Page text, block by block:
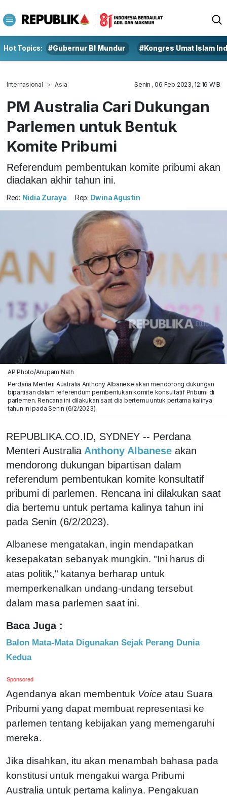
Hot Topics: #Gubernur BI Mundur #Kongres Umat Islam
Internasional Asia Senin , 06 Feb 2023, 12:16 WIB
PM Australia Cari Dukungan
Parlemen untuk Bentuk
Komite Pribumi
Referendum pembentukan komite pribumi akan
diadakan akhir tahun ini.
Red: Nidia Zuraya Rep: Dwina Agustin
AP Photo/Anupam Nath
Perdana Menteri Australia Anthony Albanese akan mendorong dukungan
bipartisan dalam referendum pembentukan komite konsultatif Pribumi di
parlemen. Rencana ini dilakukan saat dia bertemu untuk pertama kalinya
tahun ini pada Senin (6/2/2023).
REPUBLIKA.CO.ID, SYDNEY -- Perdana
Menteri Australia Anthony Albanese akan
mendorong dukungan bipartisan dalam
referendum pembentukan komite konsultatif
pribumi di parlemen. Rencana ini dilakukan saat
dia bertemu untuk pertama kalinya tahun ini
pada Senin (6/2/2023).
Albanese mengatakan, ingin mendapatkan
kesepakatan sebanyak mungkin. "Ini harus di
atas politik," katanya berharap untuk
memperkenalkan undang-undang tersebut
dalam masa parlemen saat ini.
Baca Juga :
Balon Mata-Mata Digunakan Sejak Perang Dunia
Kedua
Sponsored
Agendanya akan membentuk Voice atau Suara
Pribumi yang dapat membuat representasi ke
parlemen tentang kebijakan yang memengaruhi
mereka.
Jika disahkan, itu akan menambah bahasa pada
konstitusi untuk mengakui warga Pribumi
Australia untuk pertama kalinya. Pengakuan